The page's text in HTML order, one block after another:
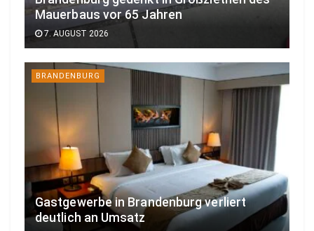
Mauerbaus vor 65 Jahren
7. AUGUST 2026
BRANDENBURG
Gastgewerbe in Brandenburg verliert
deutlich an Umsatz